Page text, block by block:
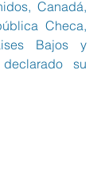
Canadá,
Checa,
Bajos y
su